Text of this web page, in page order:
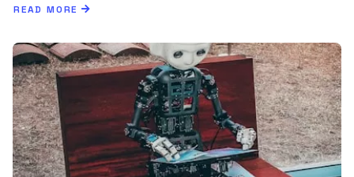
READ MORE